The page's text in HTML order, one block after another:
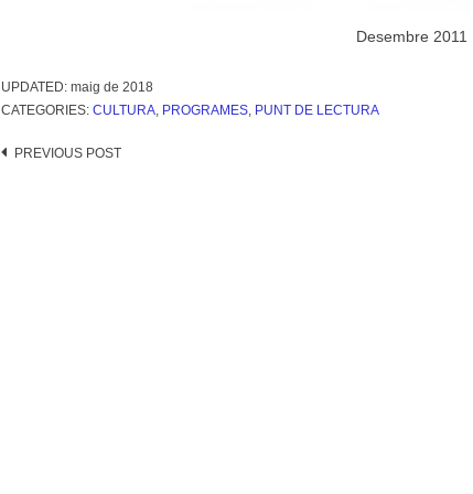
Desembre 2011
UPDATED: maig de 2018
CATEGORIES: CULTURA, PROGRAMES, PUNT DE LECTURA
Post
PREVIOUS POST